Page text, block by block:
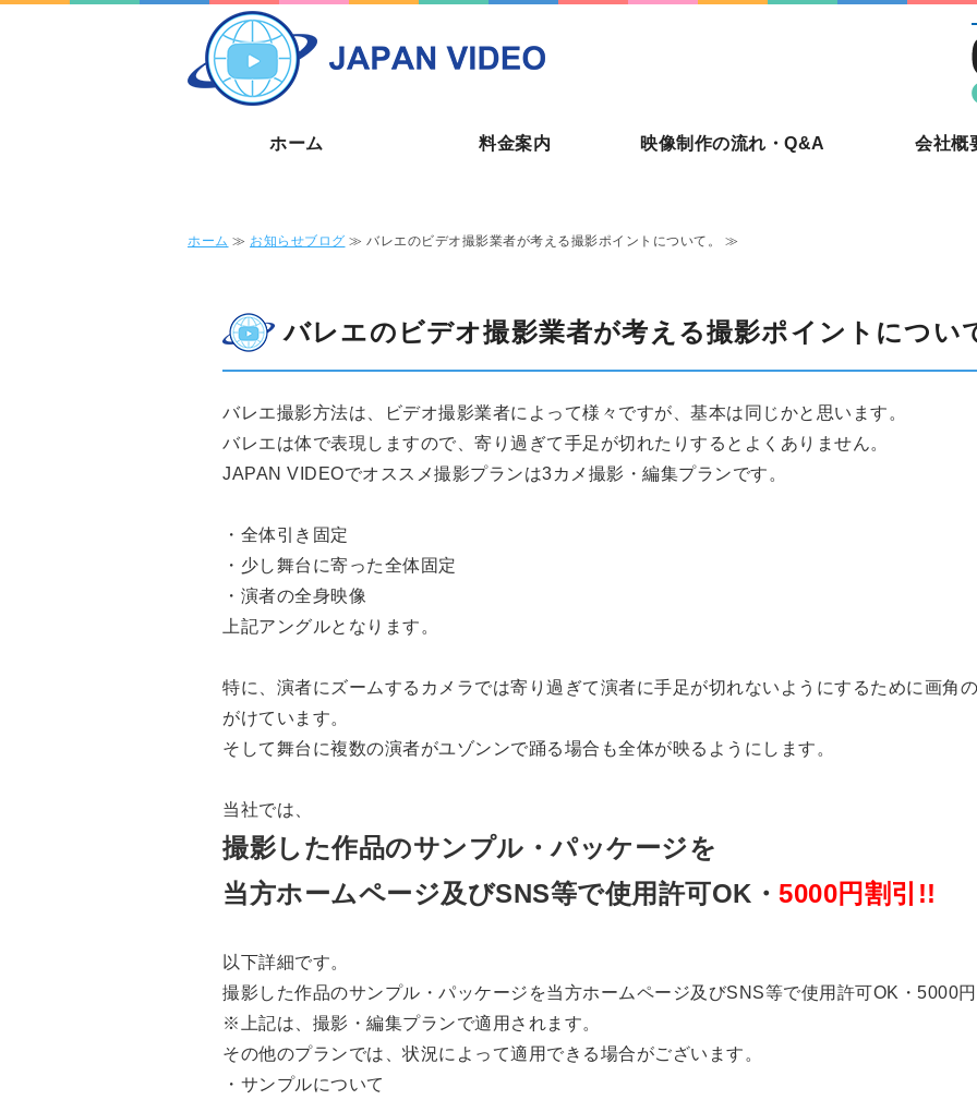
新宿でビデオ撮影・編集を
ホーム 料金案内 映像制作の流れ・Q&A 会社概
ホーム ≫ お知らせブログ ≫ バレエのビデオ撮影業者が考える撮影ポイントについて。 ≫
バレエのビデオ撮影業者が考える撮影ポイントについ
バレエ撮影方法は、ビデオ撮影業者によって様々ですが、基本は同じかと思います。
バレエは体で表現しますので、寄り過ぎて手足が切れたりするとよくありません。
JAPAN VIDEOでオススメ撮影プランは3カメ撮影・編集プランです。
・全体引き固定
・少し舞台に寄った全体固定
・演者の全身映像
上記アングルとなります。
特に、演者にズームするカメラでは寄り過ぎて演者に手足が切れないようにするために画角
がけています。
そして舞台に複数の演者がユゾンンで踊る場合も全体が映るようにします。
当社では、
撮影した作品のサンプル・パッケージを
当方ホームページ及びSNS等で使用許可OK・ 5000円割引!!
以下詳細です。
撮影した作品のサンプル・パッケージを当方ホームページ及びSNS等で使用許可OK・5000
※上記は、撮影・編集プランで適用されます。
その他のプランでは、状況によって適用できる場合がございます。
・サンプルについて